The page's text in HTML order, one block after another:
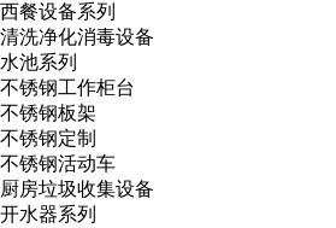
西餐设备系列
清洗净化消毒设备
水池系列
不锈钢工作柜台
不锈钢板架
不锈钢定制
不锈钢活动车
厨房垃圾收集设备
开水器系列